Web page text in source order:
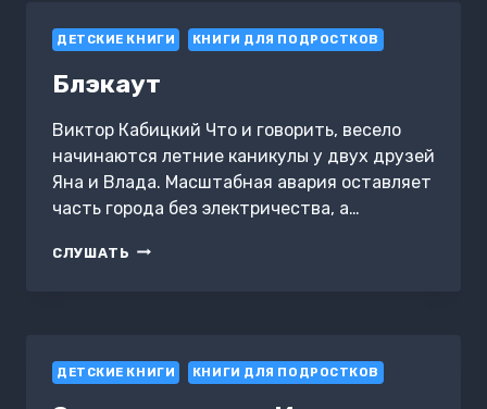
ДЕТСКИЕ КНИГИ КНИГИ ДЛЯ ПОДРОСТКОВ
Блэкаут
Виктор Кабицкий Что и говорить, весело
начинаются летние каникулы у двух друзей
Яна и Влада. Масштабная авария оставляет
часть города без электричества, а…
СЛУШАТЬ БЛЭКАУТ
ДЕТСКИЕ КНИГИ КНИГИ ДЛЯ ПОДРОСТКОВ